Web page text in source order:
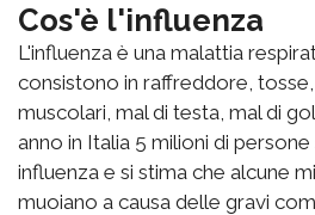
Cos'è l'influenza
L'influenza è una malattia
consistono in raffreddore,
muscolari, mal di testa, mal di
anno in Italia 5 milioni di
influenza e si stima che alcune
muoiano a causa delle gravi